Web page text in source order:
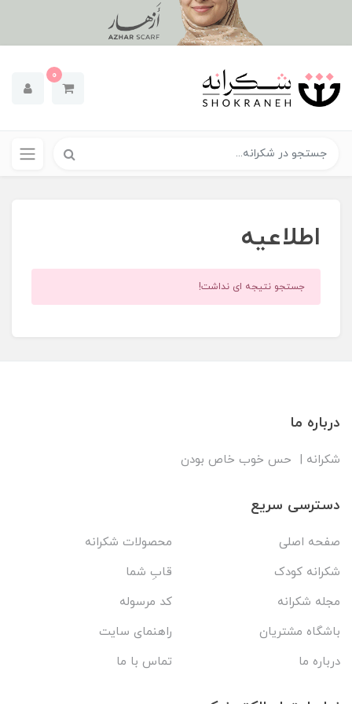
0
اطلاعیه
جستجو نتیجه ای نداشت!
درباره ما
شکرانه | حس خوب خاص بودن
دسترسی سریع
صفحه اصلی
محصولات شکرانه
شکرانه کودک
قابِ شما
مجله شکرانه
کد مرسوله
باشگاه مشتریان
راهنمای سایت
درباره ما
تماس با ما